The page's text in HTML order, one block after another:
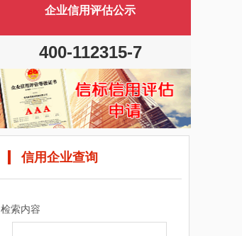
企业信用评估公示
400-112315-7
信用企业查询
检索内容